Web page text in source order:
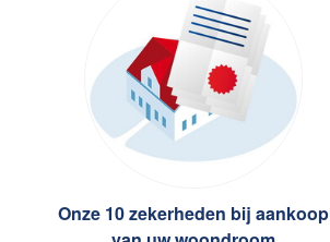
Onze 10 zekerheden bij aankoop